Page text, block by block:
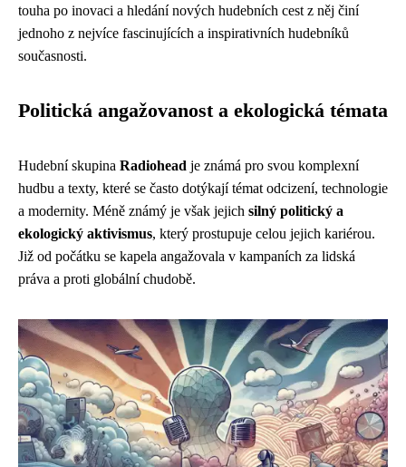
touha po inovaci a hledání nových hudebních cest z něj činí
jednoho z nejvíce fascinujících a inspirativních hudebníků
současnosti.
Politická angažovanost a ekologická témata
Hudební skupina Radiohead je známá pro svou komplexní
hudbu a texty, které se často dotýkají témat odcizení, technologie
a modernity. Méně známý je však jejich silný politický a
ekologický aktivismus, který prostupuje celou jejich kariérou.
Již od počátku se kapela angažovala v kampaních za lidská
práva a proti globální chudobě.